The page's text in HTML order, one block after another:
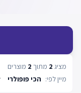
מציג 2 מתוך 2 מוצרים
מיין לפי: